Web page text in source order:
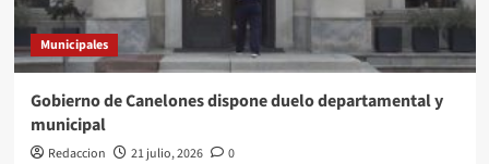
Municipales
Gobierno de Canelones dispone duelo departamental y
municipal
Redaccion 21 julio, 2026 0